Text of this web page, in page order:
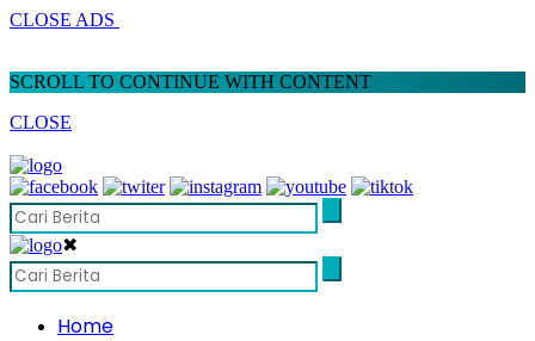
CLOSE ADS
SCROLL TO CONTINUE WITH CONTENT
CLOSE
✖
Home